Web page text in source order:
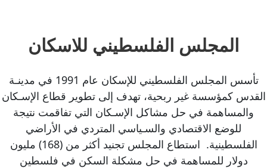
المجلس الفلسطيني للاسكان
تأسس المجلس الفلسطيني للإسكان عام 1991 في مدينـة
القدس كمؤسسة غير ربحية، تهدف إلى تطوير قطاع الإسـكان
والمساهمة في حل مشاكل الإسـكان التي تفاقمت نتيجة
للوضع الاقتصادي والسـياسي المتردي في الأراضي
الفلسطينية. استطاع المجلس تجنيد أكثر من (168) مليون
دولار للمساهمة في حل مشكلة السكن في فلسطين